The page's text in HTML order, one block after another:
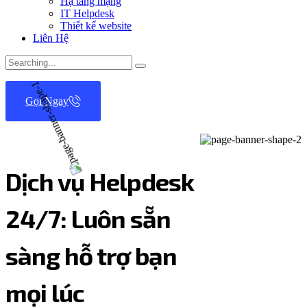
IT Helpdesk
Thiết kế website
Liên Hệ
Search
for:
Gọi Ngay
Dịch vụ Helpdesk
24/7: Luôn sẵn
sàng hỗ trợ bạn
mọi lúc